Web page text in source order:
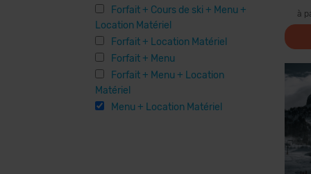
Forfait + Cours de ski + Menu +
Location Matériel
Forfait + Location Matériel
Forfait + Menu
Forfait + Menu + Location
Matériel
Menu + Location Matériel
à